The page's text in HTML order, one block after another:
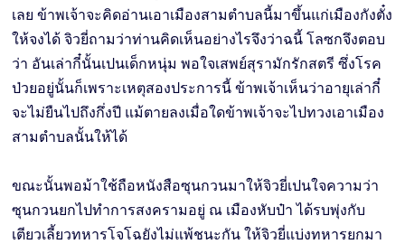
เลย ข้าพเจ้าจะคิดอ่านเอาเมืองสามตำบลนี้มาขึ้นแก่เมืองกังตั๋ง
ให้จงได้ จิวยี่ถามว่าท่านคิดเห็นอย่างไรจึงว่าฉนี้ โลซกจึงตอบ
ว่า อันเล่ากี๋นั้นเปนเด็กหนุ่ม พอใจเสพย์สุรามักรักสตรี ซึ่งโรค
ป่วยอยู่นั้นก็เพราะเหตุสองประการนี้ ข้าพเจ้าเห็นว่าอายุเล่ากี๋
จะไม่ยืนไปถึงกึ่งปี แม้ตายลงเมื่อใดข้าพเจ้าจะไปทวงเอาเมือง
สามตำบลนั้นให้ได้
ขณะนั้นพอม้าใช้ถือหนังสือซุนกวนมาให้จิวยี่เปนใจความว่า
ซุนกวนยกไปทำการสงครามอยู่ ณ เมืองหับป๋า ได้รบพุ่งกับ
เตียวเลี้ยวทหารโจโฉยังไม่แพ้ชนะกัน ให้จิวยี่แบ่งทหารยกมา